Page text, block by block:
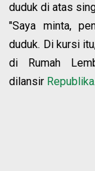
duduk di atas
"Saya minta,
duduk. Di kursi
di Rumah
dilansir Republika.